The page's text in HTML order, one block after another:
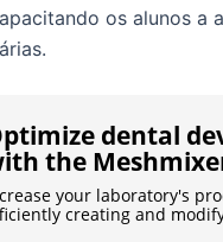
os alunos a
dental
the
your laboratory's
creating and